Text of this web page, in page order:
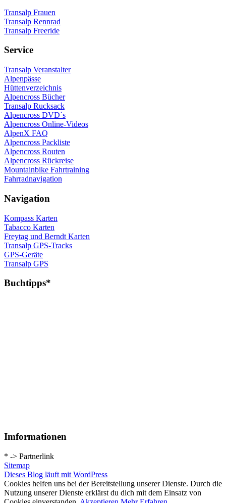
Transalp Frauen
Transalp Rennrad
Transalp Freeride
Service
Transalp Veranstalter
Alpenpässe
Hüttenverzeichnis
Alpencross Bücher
Transalp Rucksack
Alpencross DVD´s
Alpencross Online-Videos
AlpenX FAQ
Alpencross Packliste
Alpencross Routen
Alpencross Rückreise
Mountainbike Fahrtraining
Fahrradnavigation
Navigation
Kompass Karten
Tabacco Karten
Freytag und Berndt Karten
Transalp GPS-Tracks
GPS-Geräte
Transalp GPS
Buchtipps*
Imformationen
* -> Partnerlink
Sitemap
Dieses Blog läuft mit WordPress
Cookies helfen uns bei der Bereitstellung unserer Dienste. Durch die
Nutzung unserer Dienste erklärst du dich mit dem Einsatz von